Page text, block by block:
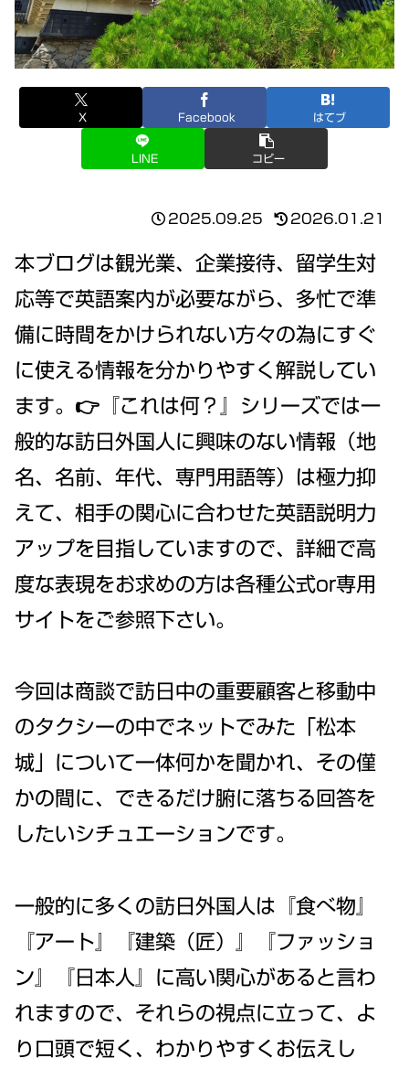
X Facebook はてブ
LINE コピー
2025.09.25 2026.01.21
本ブログは観光業、企業接待、留学生対
応等で英語案内が必要ながら、多忙で準
備に時間をかけられない方々の為にすぐ
に使える情報を分かりやすく解説してい
ます。👉『これは何？』シリーズでは一
般的な訪日外国人に興味のない情報（地
名、名前、年代、専門用語等）は極力抑
えて、相手の関心に合わせた英語説明力
アップを目指していますので、詳細で高
度な表現をお求めの方は各種公式or専用
サイトをご参照下さい。
今回は商談で訪日中の重要顧客と移動中
のタクシーの中でネットでみた「松本
城」について一体何かを聞かれ、その僅
かの間に、できるだけ腑に落ちる回答を
したいシチュエーションです。
一般的に多くの訪日外国人は『食べ物』
『アート』『建築（匠）』『ファッショ
ン』『日本人』に高い関心があると言わ
れますので、それらの視点に立って、よ
り口頭で短く、わかりやすくお伝えし